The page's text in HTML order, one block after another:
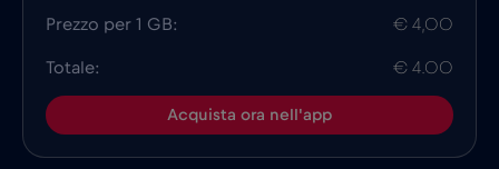
Prezzo per 1 GB: € 4,00
Totale: € 4.00
Acquista ora nell'app